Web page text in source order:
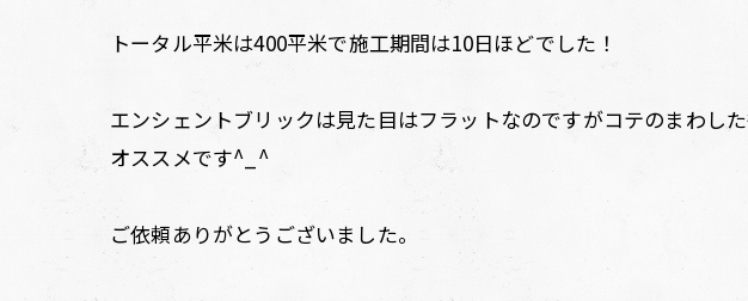
トータル平米は400平米で施工期間は10日ほどでした！
エンシェントブリックは見た目はフラットなのですがコテのまわし
オススメです^_^
ご依頼ありがとうございました。